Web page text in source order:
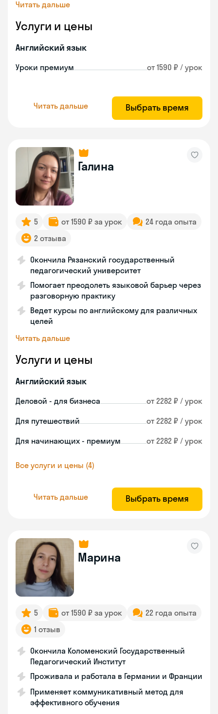
Читать дальше
Услуги и цены
Английский язык
Уроки премиум от 1590 ₽ / урок
Читать дальше Выбрать время
Галина
5 от 1590 ₽ за урок
24 года опыта
2 отзыва
Окончила Рязанский государственный
педагогический университет
Помогает преодолеть языковой барьер через
разговорную практику
Ведет курсы по английскому для различных
целей
Читать дальше
Услуги и цены
Английский язык
Деловой - для бизнеса от 2282 ₽ / урок
Для путешествий от 2282 ₽ / урок
Для начинающих - премиум от 2282 ₽ / урок
Все услуги и цены (4)
Читать дальше Выбрать время
Марина
5 от 1590 ₽ за урок
22 года опыта
1 отзыв
Окончила Коломенский Государственный
Педагогический Институт
Проживала и работала в Германии и Франции
Применяет коммуникативный метод для
эффективного обучения